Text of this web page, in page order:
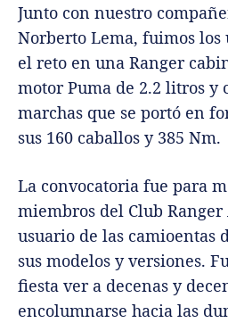
Junto con nuestro
Norberto Lema, fuimos los
el reto en una Ranger
motor Puma de 2.2 litros y
marchas que se portó en
sus 160 caballos y 385 Nm.
La convocatoria fue para
miembros del Club
usuario de las camioentas
sus modelos y versiones.
fiesta ver a decenas y
encolumnarse hacia las